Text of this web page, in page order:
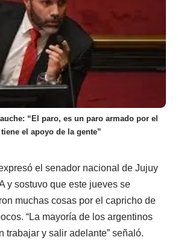
“El paro, es un paro armado por el
el apoyo de la gente”
el senador nacional de Jujuy
y sostuvo que este jueves se
muchas cosas por el capricho de
“La mayoría de los argentinos
trabajar y salir adelante” señaló.